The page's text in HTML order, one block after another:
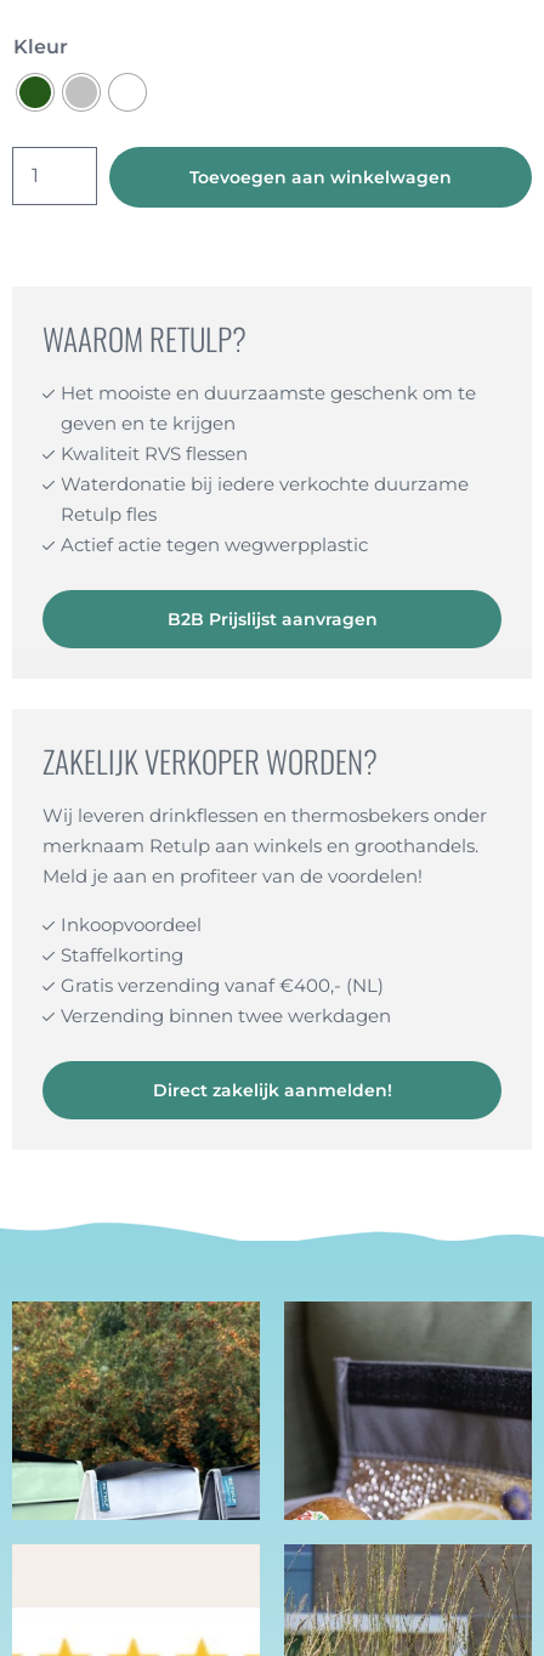
Kleur
Recycle
Kerstpakket
Toevoegen aan winkelwagen
WAAROM RETULP?
Het mooiste en duurzaamste geschenk om te
geven en te krijgen
Kwaliteit RVS flessen
Waterdonatie bij iedere verkochte duurzame
Retulp fles
Actief actie tegen wegwerpplastic
B2B Prijslijst aanvragen
ZAKELIJK VERKOPER WORDEN?
Wij leveren drinkflessen en thermosbekers onder
merknaam Retulp aan winkels en groothandels.
Meld je aan en profiteer van de voordelen!
Inkoopvoordeel
Staffelkorting
Gratis verzending vanaf €400,- (NL)
Verzending binnen twee werkdagen
Direct zakelijk aanmelden!